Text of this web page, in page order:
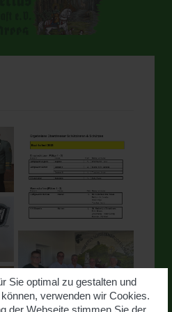
Sie optimal zu gestalten und
verwenden wir Cookies.
der Webseite stimmen Sie der